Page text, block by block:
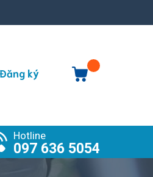
Đăng ký
Hotline
097 636 5054